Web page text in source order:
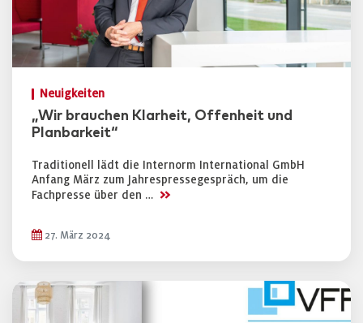
Neuigkeiten
„Wir brauchen Klarheit, Offenheit und
Planbarkeit“
Traditionell lädt die Internorm International GmbH
Anfang März zum Jahrespressegespräch, um die
Fachpresse über den … >>
27. März 2024